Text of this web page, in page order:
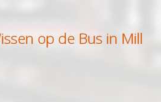
op de Bus in Mill